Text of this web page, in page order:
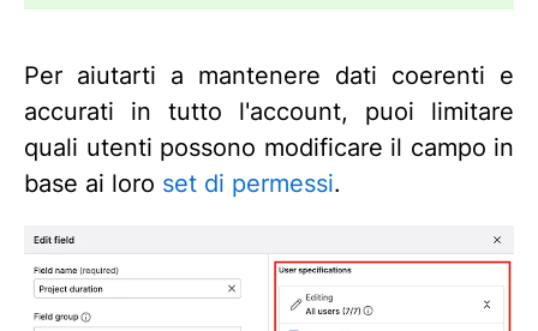
Per aiutarti a mantenere dati coerenti e
accurati in tutto l'account, puoi limitare
quali utenti possono modificare il campo in
base ai loro set di permessi.